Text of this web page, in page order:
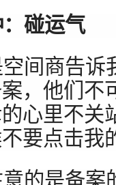
碰运气
间商告诉
，他们不
心里不关
要点击我
的是备案